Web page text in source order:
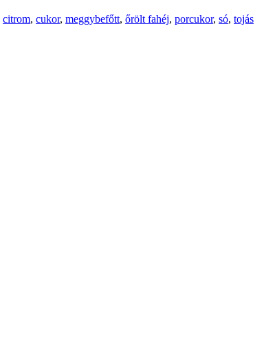
citrom, cukor, meggybefőtt, őrölt fahéj, porcukor, só, tojás